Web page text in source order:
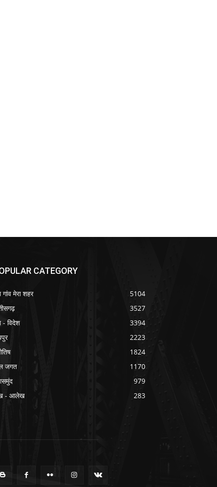
CATEGORY
गांव मेरा शहर
5104
3527
- विदेश
3394
2223
1824
जगत
1170
979
- आलेख
283